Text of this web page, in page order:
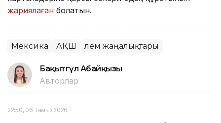
жариялаған болатын.
Мексика АҚШ Әлем жаңалықтары
Бақытгүл Абайқызы
Авторлар
22:50, 06 Тамыз 2026